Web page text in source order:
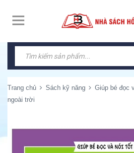
Trang chủ Sách kỹ năng
Giúp bé đọc
ngoài trời